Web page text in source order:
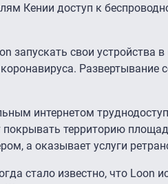
Кении доступ к
свои устройства
Развертывание
интернетом
покрывать территорию
а оказывает услуги
стало известно, что Loon